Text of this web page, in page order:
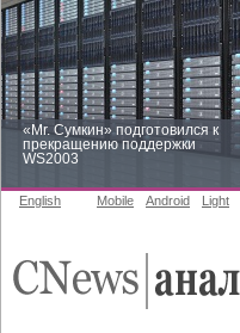
«Mr. Сумкин» подготовился к
прекращению поддержки
WS2003
English Mobile Android Light